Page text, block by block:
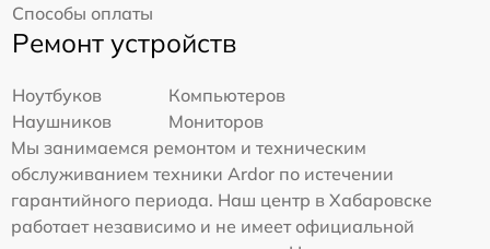
Способы оплаты
Ремонт устройств
Ноутбуков
Компьютеров
Наушников
Мониторов
Мы занимаемся ремонтом и техническим
обслуживанием техники Ardor по истечении
гарантийного периода. Наш центр в Хабаровске
работает независимо и не имеет официальной